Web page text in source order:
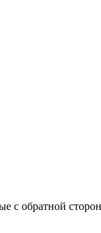
с обратной